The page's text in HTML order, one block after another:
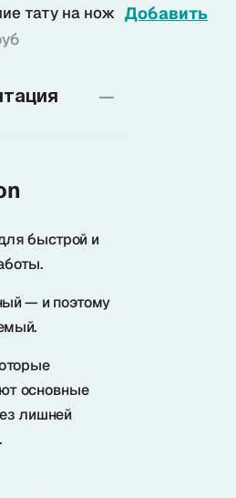
9-18)
тату на нож Добавить
быстрой и
— и поэтому
основные
лишней